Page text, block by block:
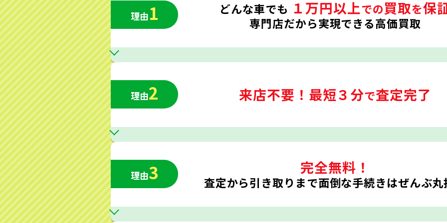
理由1 どんな車でも １万円以上での買取を保
専門店だから実現できる高価買取
理由2 来店不要！ 最短３分で査定完了
理由3 完全無料！
査定から引き取りまで面倒な手続きはぜんぶ